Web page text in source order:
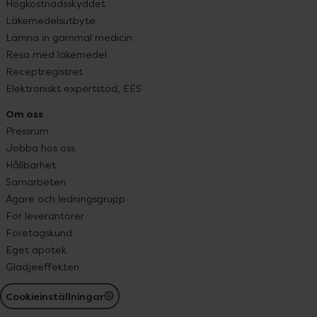
Högkostnadsskyddet
Läkemedelsutbyte
Lämna in gammal medicin
Resa med läkemedel
Receptregistret
Elektroniskt expertstöd, EES
Om oss
Pressrum
Jobba hos oss
Hållbarhet
Samarbeten
Ägare och ledningsgrupp
För leverantörer
Företagskund
Eget apotek
Glädjeeffekten
Cookieinställningar